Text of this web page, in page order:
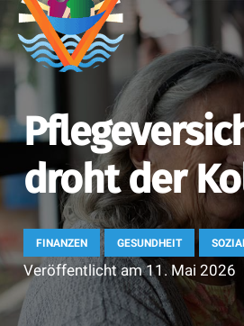
droht der
FINANZEN GESUNDHEIT
Veröffentlicht am11. Mai 2026